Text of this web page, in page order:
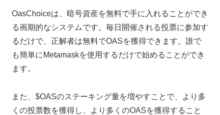
OasChoiceは、暗号資産を無料で手に入れることができ
る画期的なシステムです。毎日開催される投票に参加す
るだけで、正解者は無料でOASを獲得できます。誰で
も簡単にMetamaskを使用するだけで始めることができ
ます。
また、$OASのステーキング量を増やすことで、より多
くの投票数を獲得し、より多くのOASを獲得すること